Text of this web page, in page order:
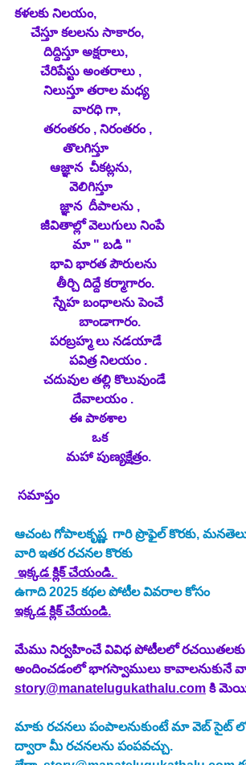
కళలకు నిలయం,
చేస్తూ కలలను సాకారం,
దిద్దిస్తూ అక్షరాలు,
చేరిపేస్టు అంతరాలు ,
నిలుస్తూ తరాల మధ్య
వారధి గా,
తరంతరం , నిరంతరం ,
తొలగిస్తూ
ఆజ్ఞాన  చీకట్లను,
వెలిగిస్తూ
జ్ఞాన  దీపాలను ,
జీవితాల్లో వెలుగులు నింపే
మా " బడి "
భావి భారత పౌరులను
తీర్చి దిద్దే కర్మాగారం.
స్నేహ బంధాలను పెంచే
బాండాగారం.
పరబ్రహ్మ లు నడయాడే
పవిత్ర నిలయం .
చదువుల తల్లి కొలువుండే
దేవాలయం .
ఈ పాఠశాల
ఒక
మహా పుణ్యక్షేత్రం.
సమాప్తం
ఆచంట గోపాలకృష్ణ గారి ప్రొఫైల్ కొరకు,
వారి ఇతర రచనల కొరకు
ఇక్కడ క్లిక్ చేయండి.
ఉగాది 2025 కథల పోటీల వివరాల కోసం
ఇక్కడ క్లిక్ చేయండి.
మేము నిర్వహించే వివిధ పోటీలలో రచయితలకు
అందించడంలో భాగస్వాములు కావాలనుకునే
story@manatelugukathalu.com కి
మాకు రచనలు పంపాలనుకుంటే మా వెబ్ సైట్
ద్వారా మీ రచనలను పంపవచ్చు.